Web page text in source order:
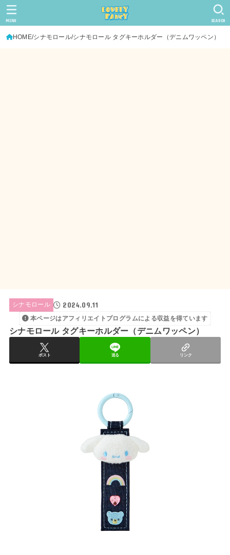
SEARCH
MENU
HOME シナモロール シナモロール タグキーホルダー（デニムワッペン）
シナモロール 2024.09.11
本ページはアフィリエイトプログラムによる収益を得ています
シナモロール タグキーホルダー（デニムワッペン）
ポスト 送る リンク